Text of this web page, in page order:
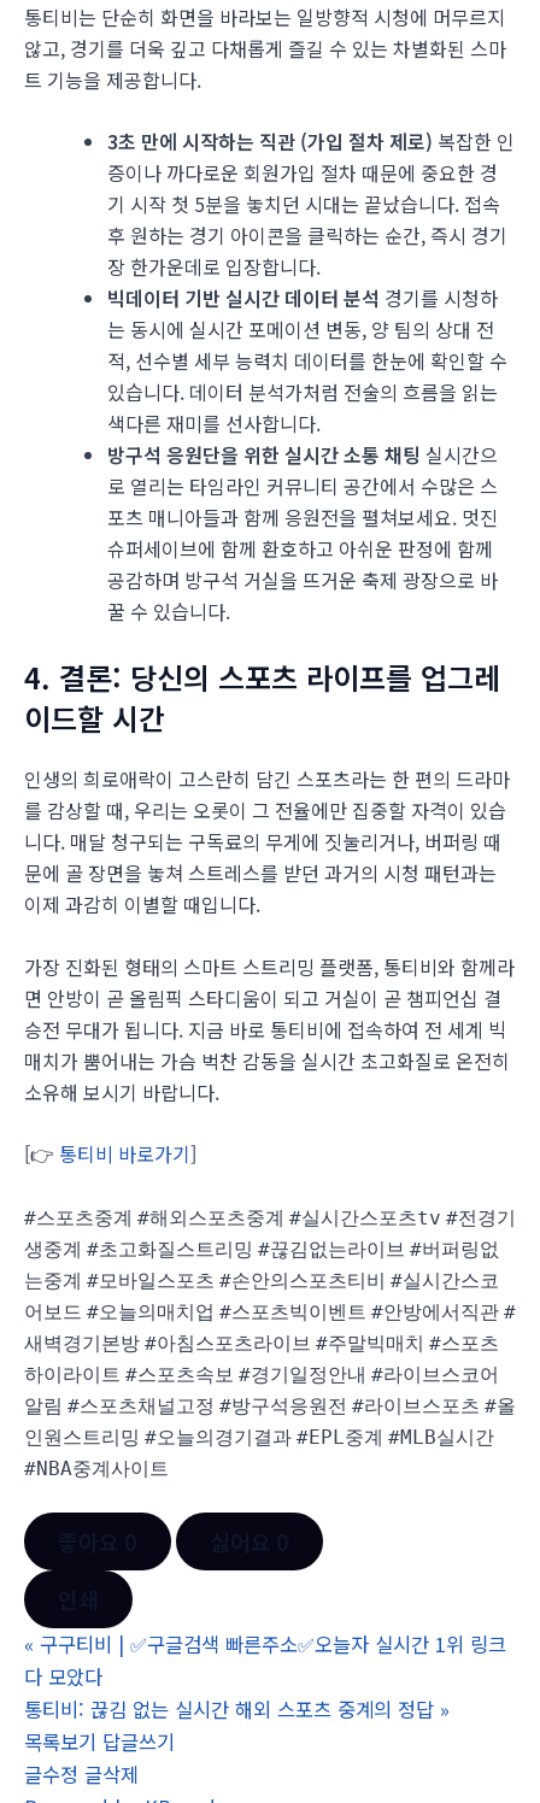
통티비는 단순히 화면을 바라보는 일방향적 시청에 머무르지
않고, 경기를 더욱 깊고 다채롭게 즐길 수 있는 차별화된 스마
트 기능을 제공합니다.
3초 만에 시작하는 직관 (가입 절차 제로) 복잡한 인
증이나 까다로운 회원가입 절차 때문에 중요한 경
기 시작 첫 5분을 놓치던 시대는 끝났습니다. 접속
후 원하는 경기 아이콘을 클릭하는 순간, 즉시 경기
장 한가운데로 입장합니다.
빅데이터 기반 실시간 데이터 분석 경기를 시청하
는 동시에 실시간 포메이션 변동, 양 팀의 상대 전
적, 선수별 세부 능력치 데이터를 한눈에 확인할 수
있습니다. 데이터 분석가처럼 전술의 흐름을 읽는
색다른 재미를 선사합니다.
방구석 응원단을 위한 실시간 소통 채팅 실시간으
로 열리는 타임라인 커뮤니티 공간에서 수많은 스
포츠 매니아들과 함께 응원전을 펼쳐보세요. 멋진
슈퍼세이브에 함께 환호하고 아쉬운 판정에 함께
공감하며 방구석 거실을 뜨거운 축제 광장으로 바
꿀 수 있습니다.
4. 결론: 당신의 스포츠 라이프를 업그레
이드할 시간
인생의 희로애락이 고스란히 담긴 스포츠라는 한 편의 드라마
를 감상할 때, 우리는 오롯이 그 전율에만 집중할 자격이 있습
니다. 매달 청구되는 구독료의 무게에 짓눌리거나, 버퍼링 때
문에 골 장면을 놓쳐 스트레스를 받던 과거의 시청 패턴과는
이제 과감히 이별할 때입니다.
가장 진화된 형태의 스마트 스트리밍 플랫폼, 통티비와 함께라
면 안방이 곧 올림픽 스타디움이 되고 거실이 곧 챔피언십 결
승전 무대가 됩니다. 지금 바로 통티비에 접속하여 전 세계 빅
매치가 뿜어내는 가슴 벅찬 감동을 실시간 초고화질로 온전히
소유해 보시기 바랍니다.
[👉 통티비 바로가기]
#스포츠중계 #해외스포츠중계 #실시간스포츠tv #전경기
생중계 #초고화질스트리밍 #끊김없는라이브 #버퍼링없
는중계 #모바일스포츠 #손안의스포츠티비 #실시간스코
어보드 #오늘의매치업 #스포츠빅이벤트 #안방에서직관 #
새벽경기본방 #아침스포츠라이브 #주말빅매치 #스포츠
하이라이트 #스포츠속보 #경기일정안내 #라이브스코어
알림 #스포츠채널고정 #방구석응원전 #라이브스포츠 #올
인원스트리밍 #오늘의경기결과 #EPL중계 #MLB실시간
#NBA중계사이트
« 구구티비 | ✅구글검색 빠른주소✅오늘자 실시간 1위 링크
다 모았다
통티비: 끊김 없는 실시간 해외 스포츠 중계의 정답 »
목록보기 답글쓰기
글수정 글삭제